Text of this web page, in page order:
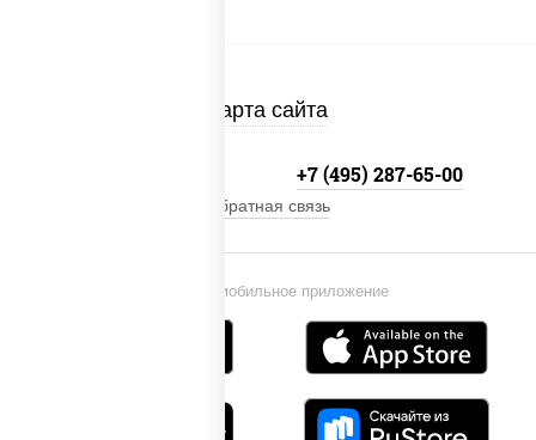
Карта сайта
Установи мобильное приложение
+7 (495) 287-65-00
Обратная связь